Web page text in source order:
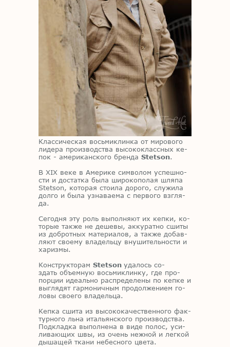
Клас­си­че­ская вось­ми­клин­ка от ми­ро­во­го
ли­де­ра про­из­вод­ства вы­со­ко­класс­ных ке­
пок - аме­ри­кан­ско­го брен­да Stetson.
В XIX веке в Аме­ри­ке сим­во­лом успеш­но­
сти и до­стат­ка была ши­ро­ко­по­лая шля­па
Stetson, ко­то­рая сто­и­ла до­ро­го, слу­жи­ла
дол­го и была узна­ва­е­ма с пер­во­го взгля­
да.
Се­год­ня эту роль вы­пол­ня­ют их кеп­ки, ко­
то­рые та­к­же не де­ше­вы, ак­ку­рат­но сши­ты
из доб­рот­ных ма­те­ри­а­лов, а та­к­же до­бав­
ля­ют сво­е­му вла­дель­цу вну­ши­тель­но­сти и
ха­риз­мы.
Кон­струк­то­рам Stetson уда­лось со­
здать объ­ем­ную вось­ми­клин­ку, где про­
пор­ции иде­аль­но рас­пре­де­ле­ны по кеп­ке и
вы­гля­дят гар­мо­нич­ным про­дол­же­ни­ем го­
ло­вы сво­е­го вла­дель­ца.
Кеп­ка сши­та из вы­со­ко­ка­че­ствен­но­го фак­
тур­но­го льна ита­льян­ско­го про­из­вод­ства.
Под­клад­ка вы­пол­не­на в виде по­лос, уси­
ли­ва­ю­щих швы, из очень неж­ной и лег­кой
ды­ша­щей тка­ни небес­но­го цве­та.